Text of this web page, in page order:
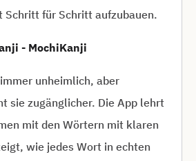
Schritt für Schritt aufzubauen.
- MochiKanji
unheimlich, aber
sie zugänglicher. Die App lehrt
mit den Wörtern mit klaren
wie jedes Wort in echten